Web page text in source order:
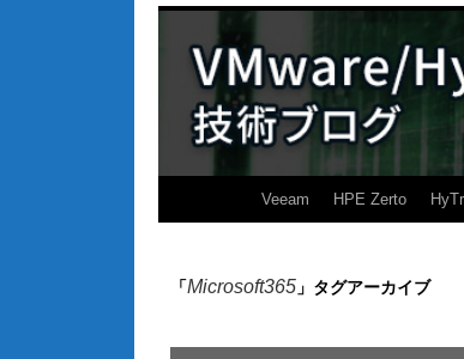
Veeam HPE Zerto
「Microsoft365 」タグアーカイブ